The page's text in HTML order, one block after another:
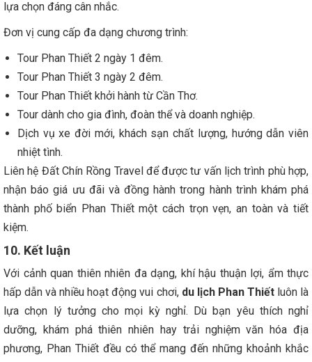
lựa chọn đáng cân nhắc.
Đơn vị cung cấp đa dạng chương trình:
Tour Phan Thiết 2 ngày 1 đêm.
Tour Phan Thiết 3 ngày 2 đêm.
Tour Phan Thiết khởi hành từ Cần Thơ.
Tour dành cho gia đình, đoàn thể và doanh nghiệp.
Dịch vụ xe đời mới, khách sạn chất lượng, hướng dẫn viên
nhiệt tình.
Liên hệ Đất Chín Rồng Travel để được tư vấn lịch trình phù hợp,
nhận báo giá ưu đãi và đồng hành trong hành trình khám phá
thành phố biển Phan Thiết một cách trọn vẹn, an toàn và tiết
kiệm.
10. Kết luận
Với cảnh quan thiên nhiên đa dạng, khí hậu thuận lợi, ẩm thực
hấp dẫn và nhiều hoạt động vui chơi, du lịch Phan Thiếtluôn là
lựa chọn lý tưởng cho mọi kỳ nghỉ. Dù bạn yêu thích nghỉ
dưỡng, khám phá thiên nhiên hay trải nghiệm văn hóa địa
phương, Phan Thiết đều có thể mang đến những khoảnh khắc